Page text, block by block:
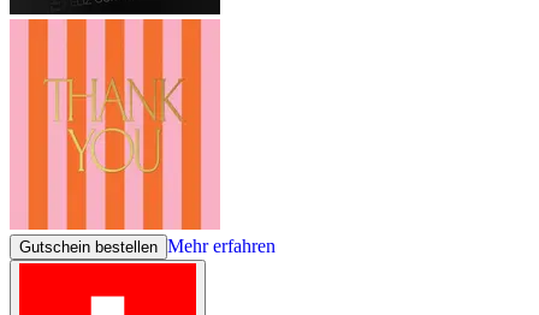
Gutschein bestellen Mehr erfahren